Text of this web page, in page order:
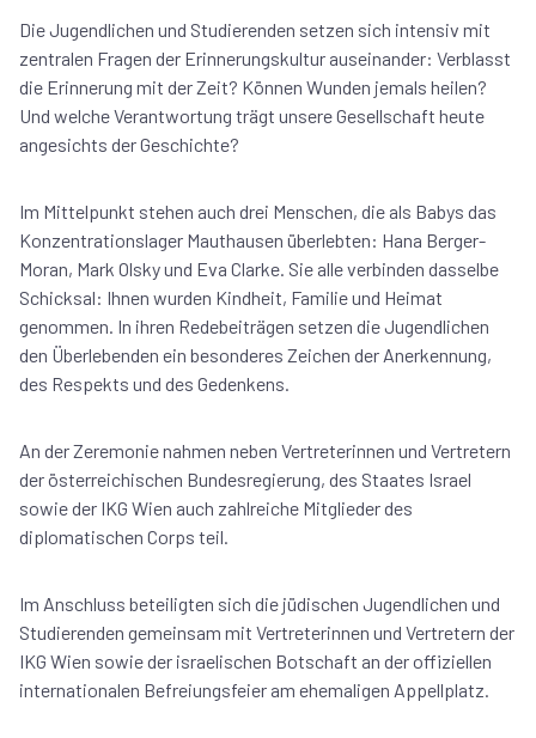
Die Jugendlichen und Studierenden setzen sich intensiv mit
zentralen Fragen der Erinnerungskultur auseinander: Verblasst
die Erinnerung mit der Zeit? Können Wunden jemals heilen?
Und welche Verantwortung trägt unsere Gesellschaft heute
angesichts der Geschichte?
Im Mittelpunkt stehen auch drei Menschen, die als Babys das
Konzentrationslager Mauthausen überlebten: Hana Berger-
Moran, Mark Olsky und Eva Clarke. Sie alle verbinden dasselbe
Schicksal: Ihnen wurden Kindheit, Familie und Heimat
genommen. In ihren Redebeiträgen setzen die Jugendlichen
den Überlebenden ein besonderes Zeichen der Anerkennung,
des Respekts und des Gedenkens.
An der Zeremonie nahmen neben Vertreterinnen und Vertretern
der österreichischen Bundesregierung, des Staates Israel
sowie der IKG Wien auch zahlreiche Mitglieder des
diplomatischen Corps teil.
Im Anschluss beteiligten sich die jüdischen Jugendlichen und
Studierenden gemeinsam mit Vertreterinnen und Vertretern der
IKG Wien sowie der israelischen Botschaft an der offiziellen
internationalen Befreiungsfeier am ehemaligen Appellplatz.